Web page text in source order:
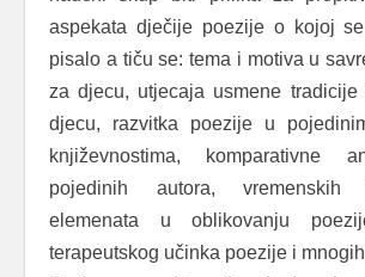
aspekata dječije poezije o kojoj
pisalo a tiču se: tema i motiva u
za djecu, utjecaja usmene
djecu, razvitka poezije u
književnostima, komparativne
pojedinih autora,
elemenata u oblikovanju
terapeutskog učinka poezije i